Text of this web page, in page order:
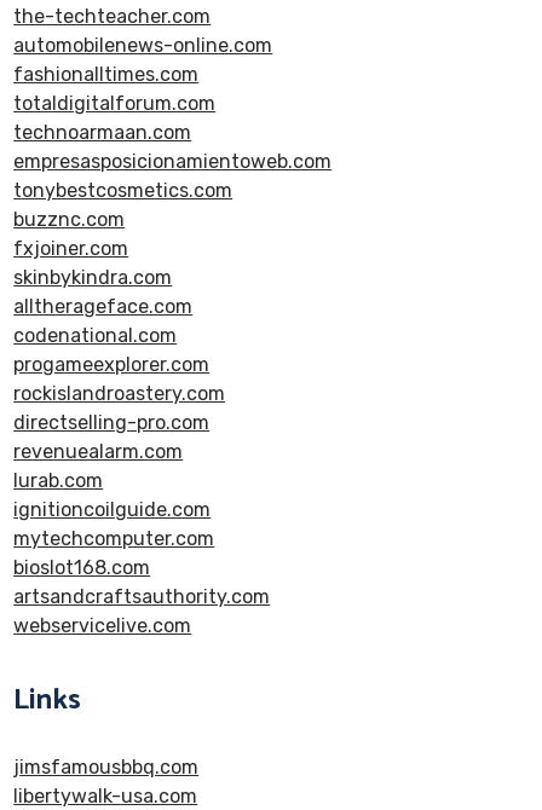
the-techteacher.com
automobilenews-online.com
fashionalltimes.com
totaldigitalforum.com
technoarmaan.com
empresasposicionamientoweb.com
tonybestcosmetics.com
buzznc.com
fxjoiner.com
skinbykindra.com
alltherageface.com
codenational.com
progameexplorer.com
rockislandroastery.com
directselling-pro.com
revenuealarm.com
lurab.com
ignitioncoilguide.com
mytechcomputer.com
bioslot168.com
artsandcraftsauthority.com
webservicelive.com
Links
jimsfamousbbq.com
libertywalk-usa.com